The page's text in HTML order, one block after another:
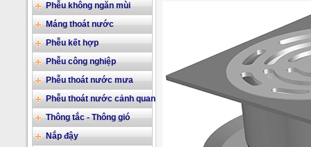
Phễu không ngăn mùi
Máng thoát nước
Phễu kết hợp
Phễu công nghiệp
Phễu thoát nước mưa
Phễu thoát nước cảnh quan
Thông tắc - Thông gió
Nắp đậy